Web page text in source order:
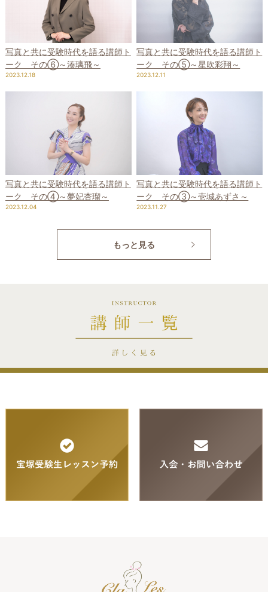
写真と共に受験時代を語る講師ト
ーク その⑥～湊璃飛～
2023.12.18
写真と共に受験時代を語る講師ト
ーク その⑤～星吹彩翔～
2023.12.11
写真と共に受験時代を語る講師ト
ーク その④～夢妃杏瑠～
2023.12.04
写真と共に受験時代を語る講師ト
ーク その③～壱城あずさ～
2023.11.27
もっと見る